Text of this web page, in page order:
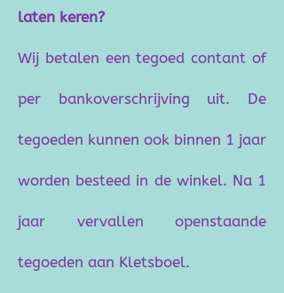
laten keren?
Wij betalen een tegoed contant of
per bankoverschrijving uit. De
tegoeden kunnen ook binnen 1 jaar
worden besteed in de winkel. Na 1
jaar vervallen openstaande
tegoeden aan Kletsboel.